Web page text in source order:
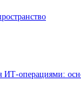
ИТ-операциями: